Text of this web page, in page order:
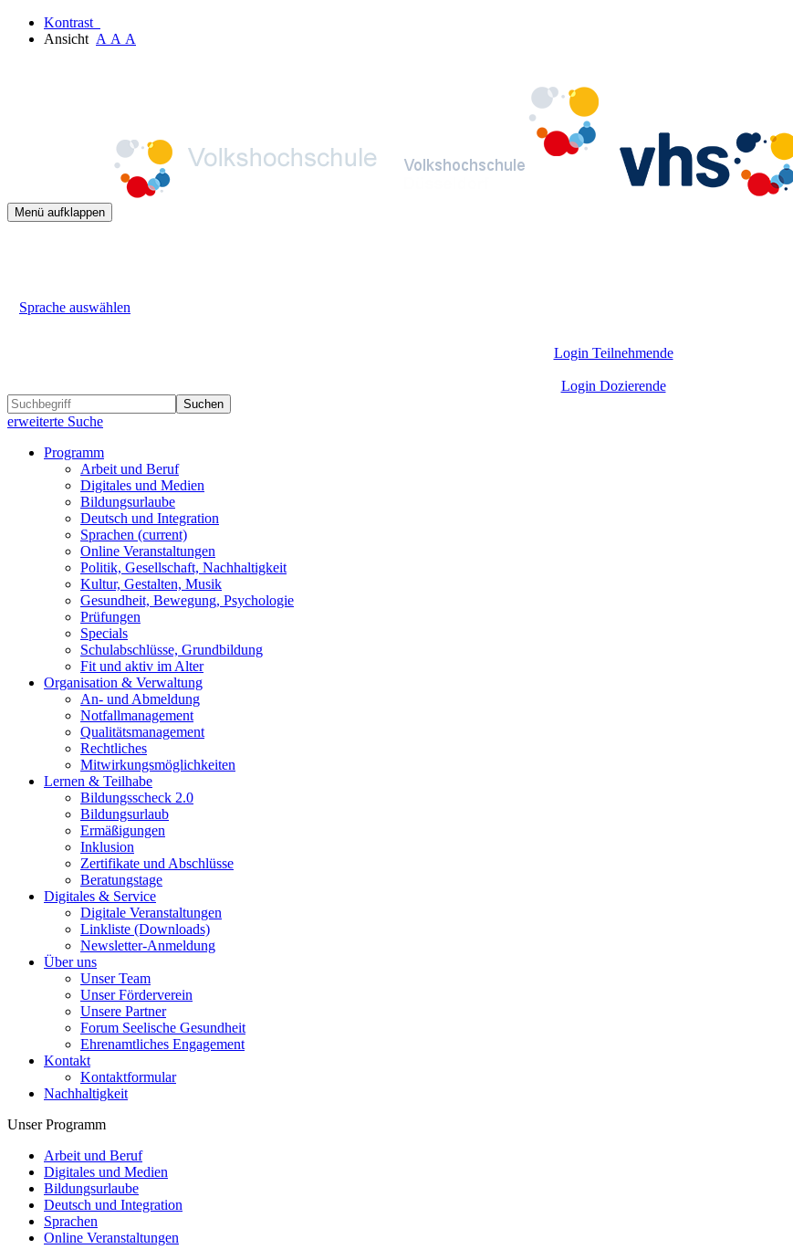
Kontrast
Ansicht A A A
Menü aufklappen
Sprache auswählen
Login Teilnehmende
Login Dozierende
Suchen
erweiterte Suche
Programm
Arbeit und Beruf
Digitales und Medien
Bildungsurlaube
Deutsch und Integration
Sprachen (current)
Online Veranstaltungen
Politik, Gesellschaft, Nachhaltigkeit
Kultur, Gestalten, Musik
Gesundheit, Bewegung, Psychologie
Prüfungen
Specials
Schulabschlüsse, Grundbildung
Fit und aktiv im Alter
Organisation & Verwaltung
An- und Abmeldung
Notfallmanagement
Qualitätsmanagement
Rechtliches
Mitwirkungsmöglichkeiten
Lernen & Teilhabe
Bildungsscheck 2.0
Bildungsurlaub
Ermäßigungen
Inklusion
Zertifikate und Abschlüsse
Beratungstage
Digitales & Service
Digitale Veranstaltungen
Linkliste (Downloads)
Newsletter-Anmeldung
Über uns
Unser Team
Unser Förderverein
Unsere Partner
Forum Seelische Gesundheit
Ehrenamtliches Engagement
Kontakt
Kontaktformular
Nachhaltigkeit
Unser Programm
Arbeit und Beruf
Digitales und Medien
Bildungsurlaube
Deutsch und Integration
Sprachen
Online Veranstaltungen